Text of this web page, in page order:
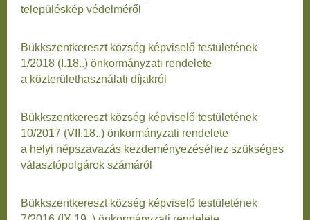
településkép védelméről
Bükkszentkereszt község képviselő testületének
1/2018 (I.18..) önkormányzati rendelete
a közterülethasználati díjakról
Bükkszentkereszt község képviselő testületének
10/2017 (VII.18..) önkormányzati rendelete
a helyi népszavazás kezdeményezéséhez szükséges
választópolgárok számáról
Bükkszentkereszt község képviselő testületének